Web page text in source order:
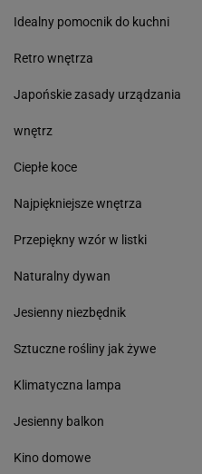
Idealny pomocnik do kuchni
Retro wnętrza
Japońskie zasady urządzania
wnętrz
Ciepłe koce
Najpiękniejsze wnętrza
Przepiękny wzór w listki
Naturalny dywan
Jesienny niezbędnik
Sztuczne rośliny jak żywe
Klimatyczna lampa
Jesienny balkon
Kino domowe